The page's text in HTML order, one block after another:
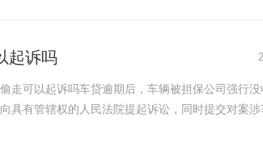
起诉吗
走可以起诉吗车贷逾期后，车辆被担保公司强行
具有管辖权的人民法院提起诉讼，同时提交对案